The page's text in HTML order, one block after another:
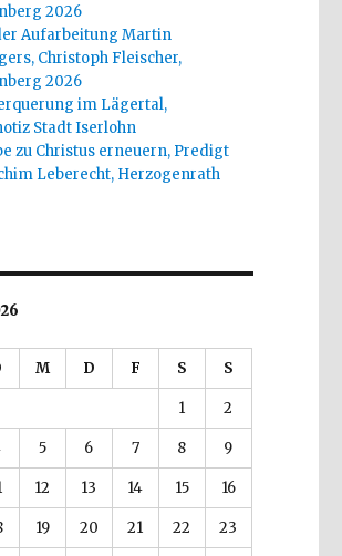
2026
Aufarbeitung Martin
Christoph Fleischer,
2026
im Lägertal,
Stadt Iserlohn
zu Christus erneuern, Predigt
Leberecht, Herzogenrath
M D F S S
1 2
5 6 7 8 9
12 13 14 15 16
19 20 21 22 23